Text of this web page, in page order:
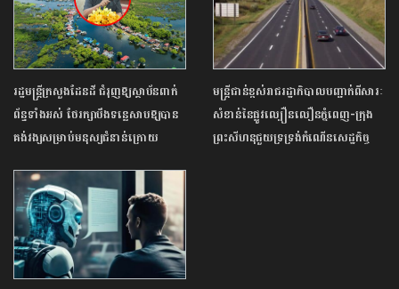
រដ្ឋ​មន្ត្រីក្រសួង​ដែនដី ជំរុញឱ្យ​ស្ថាប័ន​ពាក់
ព័ន្ធទាំងអស់ ថែរក្សា​បឹង​ទន្លេសាប​ឱ្យ​បាន
គង់វង្ស​សម្រាប់មនុស្ស​ជំនាន់​ក្រោយ
មន្ត្រីជាន់ខ្ពស់រាជរដ្ឋាភិបាលបញ្ជាក់ពីសារៈ
សំខាន់នៃផ្លូវល្បឿនលឿនភ្នំពេញ-ក្រុង
ព្រះសីហនុជួយទ្រទ្រង់កំណើនសេដ្ឋកិច្ច